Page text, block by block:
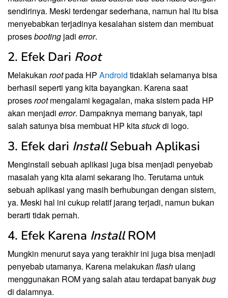
sendirinya. Meski terdengar sederhana, namun hal itu bisa
menyebabkan terjadinya kesalahan sistem dan membuat
prosesbooting jadi error.
2. Efek Dari Root
Melakukan rootpada HP Android tidaklah selamanya bisa
berhasil seperti yang kita bayangkan. Karena saat
prosesrootmengalami kegagalan, maka sistem pada HP
akan menjadi error. Dampaknya memang banyak, tapi
salah satunya bisa membuat HP kitastuckdi logo.
3. Efek dari InstallSebuah Aplikasi
Menginstall sebuah aplikasi juga bisa menjadi penyebab
masalah yang kita alami sekarang lho. Terutama untuk
sebuah aplikasi yang masih berhubungan dengan sistem,
ya. Meski hal ini cukup relatif jarang terjadi, namun bukan
berarti tidak pernah.
4. Efek Karena InstallROM
Mungkin menurut saya yang terakhir ini juga bisa menjadi
penyebab utamanya. Karena melakukan flash ulang
menggunakan ROM yang salah atau terdapat banyakbug
di dalamnya.